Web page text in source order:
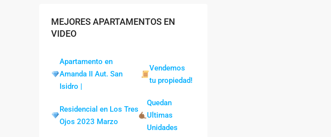
MEJORES APARTAMENTOS EN
VIDEO
Apartamento en
Amanda II Aut. San
Isidro |
Vendemos
tu propiedad!
Residencial en Los Tres
Ojos 2023 Marzo
Quedan
Ultimas
Unidades